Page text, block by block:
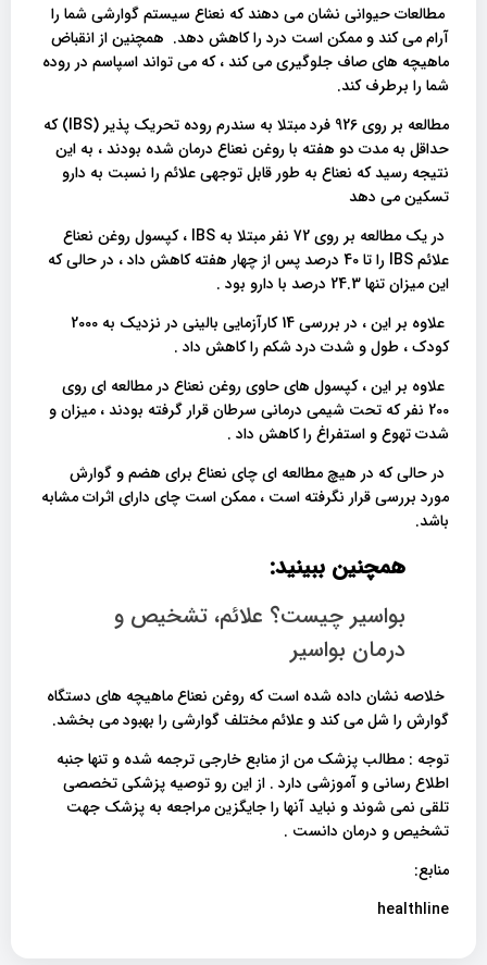
مطالعات حیوانی نشان می دهند که نعناع سیستم گوارشی شما را
آرام می کند و ممکن است درد را کاهش دهد. همچنین از انقباض
ماهیچه های صاف جلوگیری می کند ، که می تواند اسپاسم در روده
شما را برطرف کند.
مطالعه بر روی 926 فرد مبتلا به سندرم روده تحریک پذیر (IBS) که
حداقل به مدت دو هفته با روغن نعناع درمان شده بودند ، به این
نتیجه رسید که نعناع به طور قابل توجهی علائم را نسبت به دارو
تسکین می دهد
در یک مطالعه بر روی 72 نفر مبتلا به IBS ، کپسول روغن نعناع
علائم IBS را تا 40 درصد پس از چهار هفته کاهش داد ، در حالی که
این میزان تنها 24.3 درصد با دارو بود .
علاوه بر این ، در بررسی 14 کارآزمایی بالینی در نزدیک به 2000
کودک ، طول و شدت درد شکم را کاهش داد .
علاوه بر این ، کپسول های حاوی روغن نعناع در مطالعه ای روی
200 نفر که تحت شیمی درمانی سرطان قرار گرفته بودند ، میزان و
شدت تهوع و استفراغ را کاهش داد .
در حالی که در هیچ مطالعه ای چای نعناع برای هضم و گوارش
مورد بررسی قرار نگرفته است ، ممکن است چای دارای اثرات مشابه
باشد.
همچنین ببینید:
بواسیر چیست؟ علائم، تشخیص و
درمان بواسیر
خلاصه نشان داده شده است که روغن نعناع ماهیچه های دستگاه
گوارش را شل می کند و علائم مختلف گوارشی را بهبود می بخشد.
توجه : مطالب پزشک من از منابع خارجی ترجمه شده و تنها جنبه
اطلاع رسانی و آموزشی دارد . از این رو توصیه پزشکی تخصصی
تلقی نمی شوند و نباید آنها را جایگزین مراجعه به پزشک جهت
تشخیص و درمان دانست .
منابع:
healthline